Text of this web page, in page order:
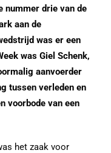
nummer drie van de
aan de
was er een
was Giel Schenk,
aanvoerder
tussen verleden en
voorbode van een
het zaak voor